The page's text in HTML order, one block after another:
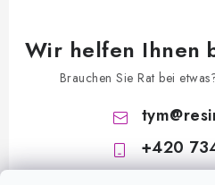
Wir helfen Ihnen
Brauchen Sie Rat bei
tym@
+420